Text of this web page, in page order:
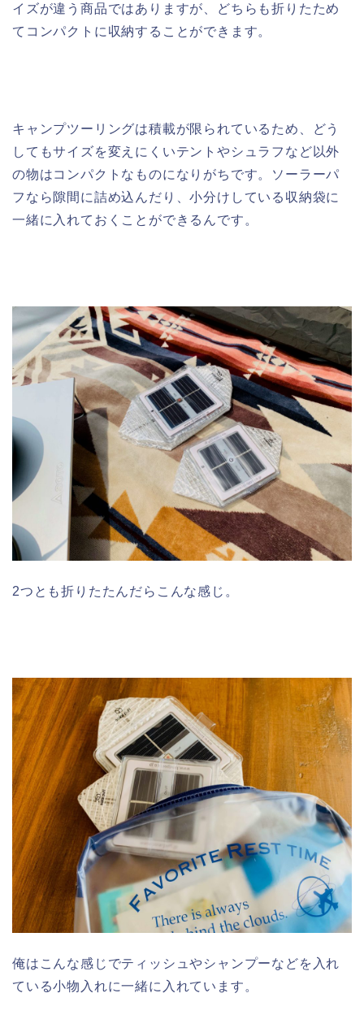
イズが違う商品ではありますが、どちらも折りたため
てコンパクトに収納することができます。
キャンプツーリングは積載が限られているため、どう
してもサイズを変えにくいテントやシュラフなど以外
の物はコンパクトなものになりがちです。ソーラーパ
フなら隙間に詰め込んだり、小分けしている収納袋に
一緒に入れておくことができるんです。
2つとも折りたたんだらこんな感じ。
俺はこんな感じでティッシュやシャンプーなどを入れ
ている小物入れに一緒に入れています。